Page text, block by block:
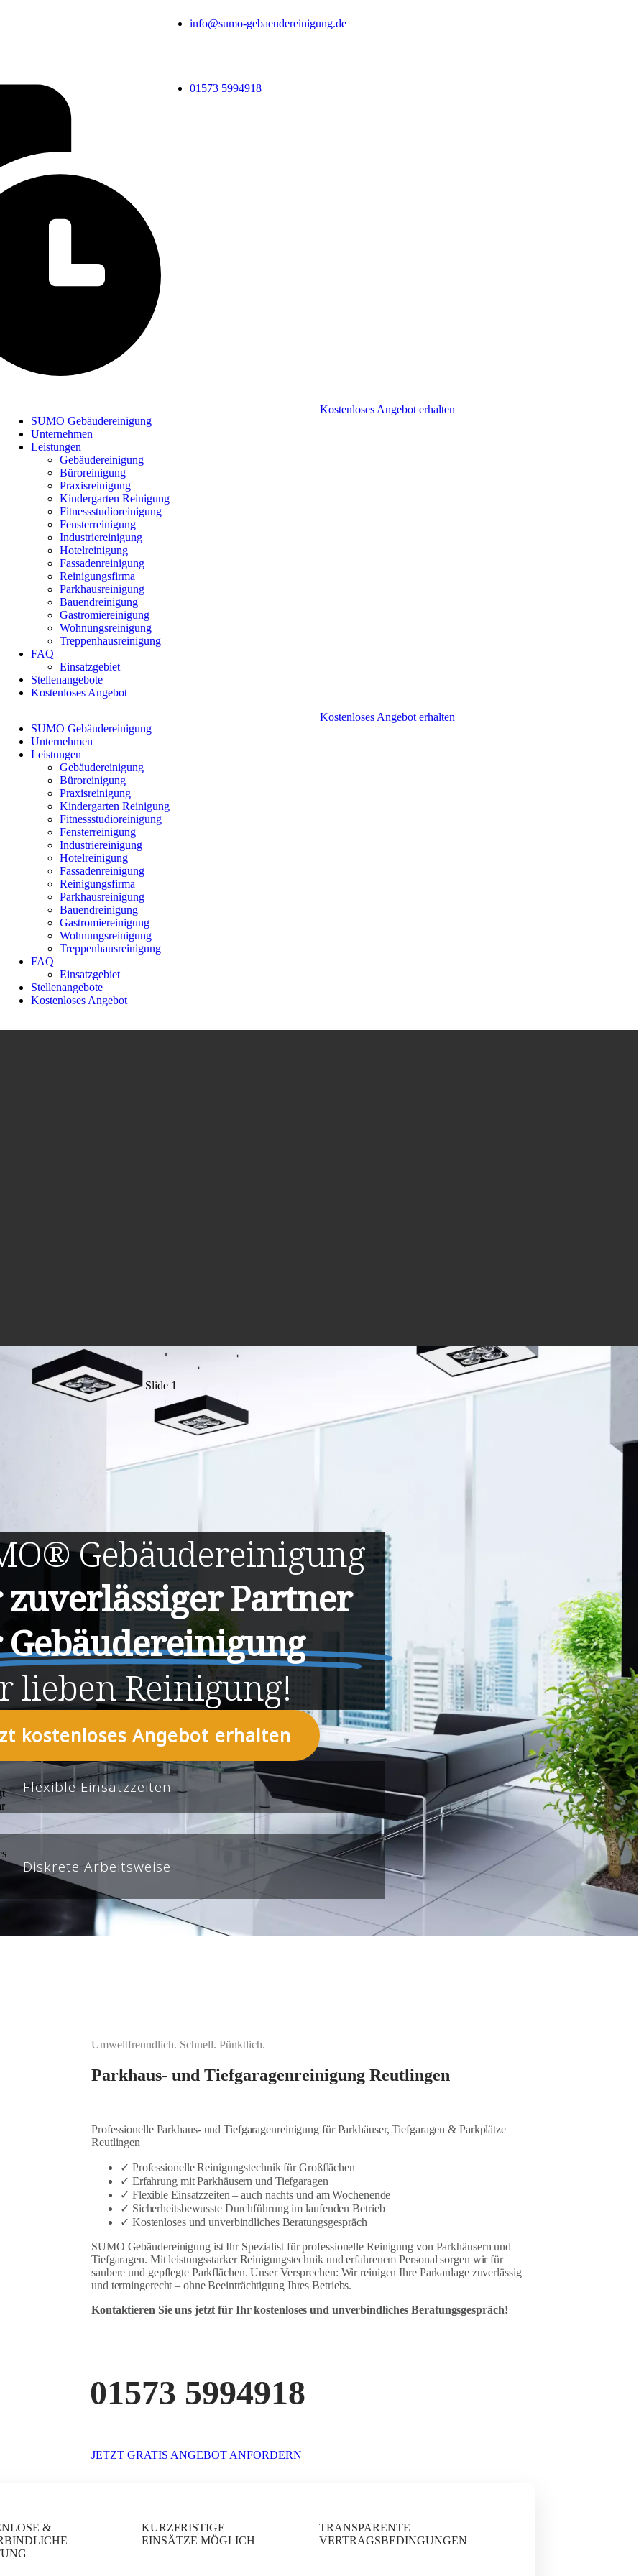
info@sumo-gebaeudereinigung.de
01573 5994918
SUMO Gebäudereinigung
Unternehmen
Leistungen
Gebäudereinigung
Büroreinigung
Praxisreinigung
Kindergarten Reinigung
Fitnessstudioreinigung
Fensterreinigung
Industriereinigung
Hotelreinigung
Fassadenreinigung
Reinigungsfirma
Parkhausreinigung
Bauendreinigung
Gastromiereinigung
Wohnungsreinigung
Treppenhausreinigung
FAQ
Einsatzgebiet
Stellenangebote
Kostenloses Angebot
Kostenloses Angebot erhalten
SUMO Gebäudereinigung
Unternehmen
Leistungen
Gebäudereinigung
Büroreinigung
Praxisreinigung
Kindergarten Reinigung
Fitnessstudioreinigung
Fensterreinigung
Industriereinigung
Hotelreinigung
Fassadenreinigung
Reinigungsfirma
Parkhausreinigung
Bauendreinigung
Gastromiereinigung
Wohnungsreinigung
Treppenhausreinigung
FAQ
Einsatzgebiet
Stellenangebote
Kostenloses Angebot
Kostenloses Angebot erhalten
Slide 1
Gebäudereinigung
Partner
liebenReinigung!
kostenloses Angebot erhalten
Flexible Einsatzzeiten
Diskrete Arbeitsweise
Umweltfreundlich. Schnell. Pünktlich.
Parkhaus- und Tiefgaragenreinigung Reutlingen
Professionelle Parkhaus- und Tiefgaragenreinigung für Parkhäuser, Tiefgaragen & Parkplätze
Reutlingen
✓ Professionelle Reinigungstechnik für Großflächen
✓ Erfahrung mit Parkhäusern und Tiefgaragen
✓ Flexible Einsatzzeiten – auch nachts und am Wochenende
✓ Sicherheitsbewusste Durchführung im laufenden Betrieb
✓ Kostenloses und unverbindliches Beratungsgespräch
SUMO Gebäudereinigung ist Ihr Spezialist für professionelle Reinigung von Parkhäusern und
Tiefgaragen. Mit leistungsstarker Reinigungstechnik und erfahrenem Personal sorgen wir für
saubere und gepflegte Parkflächen. Unser Versprechen: Wir reinigen Ihre Parkanlage zuverlässig
und termingerecht – ohne Beeinträchtigung Ihres Betriebs.
Kontaktieren Sie uns jetzt für Ihr kostenloses und unverbindliches Beratungsgespräch!
01573 5994918
JETZT GRATIS ANGEBOT ANFORDERN
&
KURZFRISTIGE
EINSÄTZE MÖGLICH
TRANSPARENTE
VERTRAGSBEDINGUNGEN